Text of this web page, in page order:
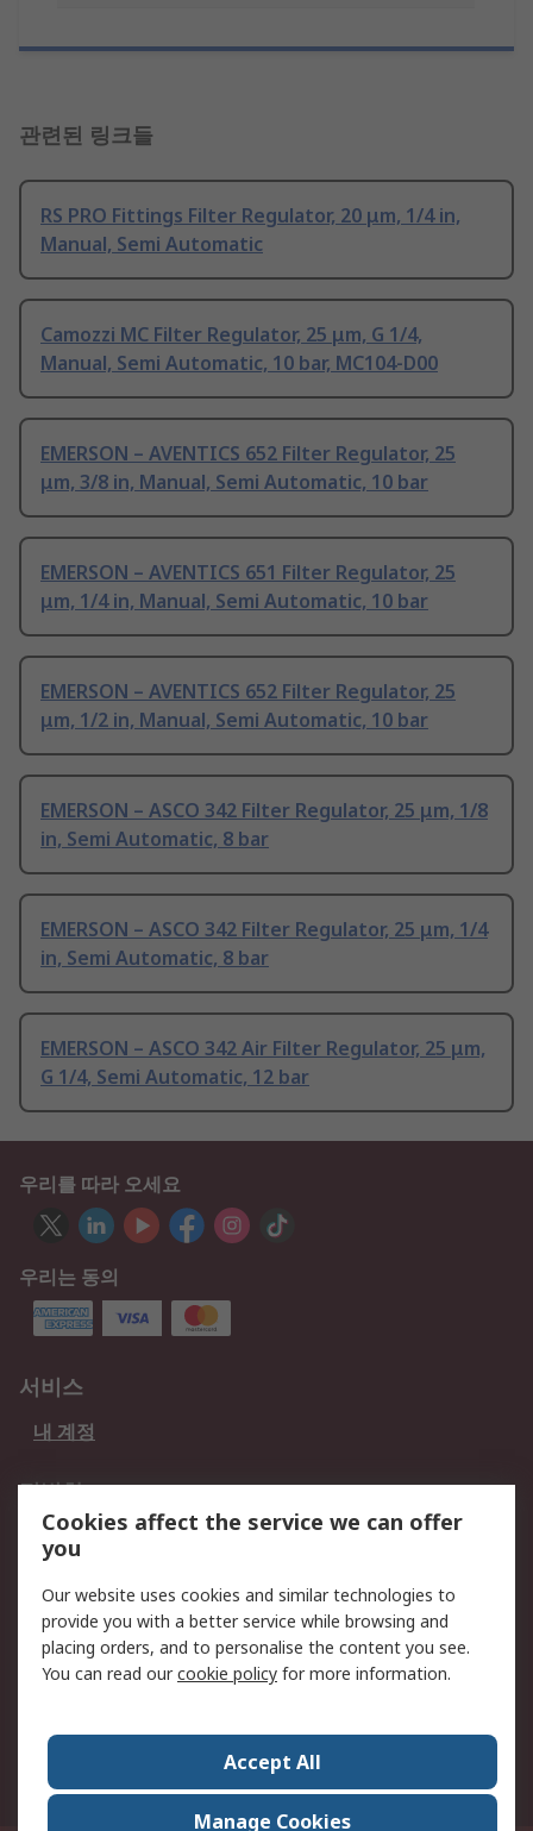
관련된 링크들
RS PRO Fittings Filter Regulator, 20 μm, 1/4 in,
Manual, Semi Automatic
Camozzi MC Filter Regulator, 25 μm, G 1/4,
Manual, Semi Automatic, 10 bar, MC104-D00
EMERSON – AVENTICS 652 Filter Regulator, 25
μm, 3/8 in, Manual, Semi Automatic, 10 bar
EMERSON – AVENTICS 651 Filter Regulator, 25
μm, 1/4 in, Manual, Semi Automatic, 10 bar
EMERSON – AVENTICS 652 Filter Regulator, 25
μm, 1/2 in, Manual, Semi Automatic, 10 bar
EMERSON – ASCO 342 Filter Regulator, 25 μm, 1/8
in, Semi Automatic, 8 bar
EMERSON – ASCO 342 Filter Regulator, 25 μm, 1/4
in, Semi Automatic, 8 bar
EMERSON – ASCO 342 Air Filter Regulator, 25 μm,
G 1/4, Semi Automatic, 12 bar
우리를 따라 오세요
우리는 동의
서비스
내 계정
적법한
개인 정보 보호 정책
데이터 보호
웹사이트 사용 약관
회사 소개
RS 계좌 정보
그룹사 RS Group에 대해
한국외 지역
회사 소개
Cookies affect the service we can offer
you
Our website uses cookies and similar technologies to
provide you with a better service while browsing and
placing orders, and to personalise the content you see.
You can read ourcookie policy for more information.
Accept All
Manage Cookies